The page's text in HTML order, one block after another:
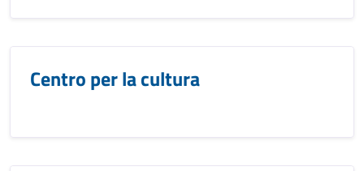
Centro per la cultura